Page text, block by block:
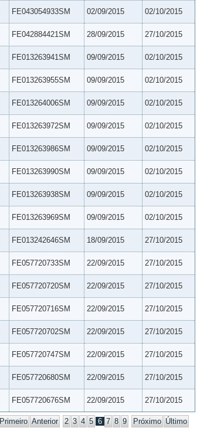
FE043054933SM 02/09/2015 02/10/2015
FE042884421SM 28/09/2015 27/10/2015
FE013263941SM 09/09/2015 02/10/2015
FE013263955SM 09/09/2015 02/10/2015
FE013264006SM 09/09/2015 02/10/2015
FE013263972SM 09/09/2015 02/10/2015
FE013263986SM 09/09/2015 02/10/2015
FE013263990SM 09/09/2015 02/10/2015
FE013263938SM 09/09/2015 02/10/2015
FE013263969SM 09/09/2015 02/10/2015
FE013242646SM 18/09/2015 27/10/2015
FE057720733SM 22/09/2015 27/10/2015
FE057720720SM 22/09/2015 27/10/2015
FE057720716SM 22/09/2015 27/10/2015
FE057720702SM 22/09/2015 27/10/2015
FE057720747SM 22/09/2015 27/10/2015
FE057720680SM 22/09/2015 27/10/2015
FE057720676SM 22/09/2015 27/10/2015
Primeiro Anterior 2 3 4 5 6 7 8 9 Próximo Último